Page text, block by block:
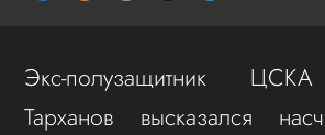
Экс-полузащитник
Тарханов высказался